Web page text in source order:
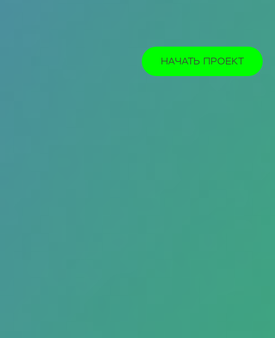
НАЧАТЬ ПРОЕКТ